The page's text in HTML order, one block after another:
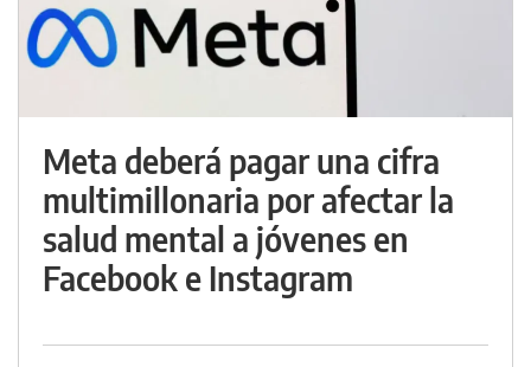
Meta deberá pagar una cifra
multimillonaria por afectar la
salud mental a jóvenes en
Facebook e Instagram